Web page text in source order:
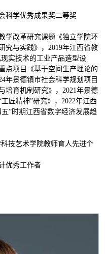
科学优秀成果奖二等奖
学改革研究课题《独立学院环
究与实践》，2019年江西省教
实技术的工业产品造型设
点项目《基于空间生产理论的
年景德镇市社会科学规划项目
培育机制研究》，2021年景德
匠精神”研究》，2022年江西
”时期江西省数字经济发展趋
技艺术学院教师育人先进个
优秀工作者